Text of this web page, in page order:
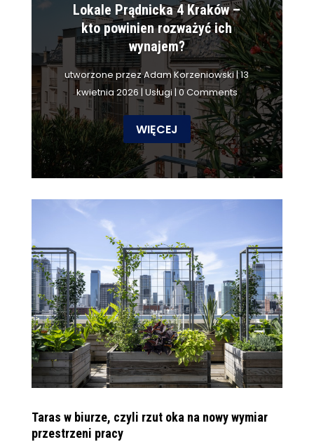
Lokale Prądnicka 4 Kraków –
kto powinien rozważyć ich
wynajem?
utworzone przezAdam Korzeniowski|13
kwietnia 2026 | Usługi | 0 Comments
WIĘCEJ
Taras w biurze, czyli rzut oka na nowy wymiar
przestrzeni pracy